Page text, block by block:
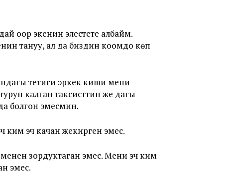
оор экенин элестете албайм.
тануу, ал да биздин коомдо көп
тетиги эркек киши мени
калган таксисттин же дагы
болгон эмесмин.
ким эч качан жекирген эмес.
зордуктаган эмес. Мени эч ким
эмес.